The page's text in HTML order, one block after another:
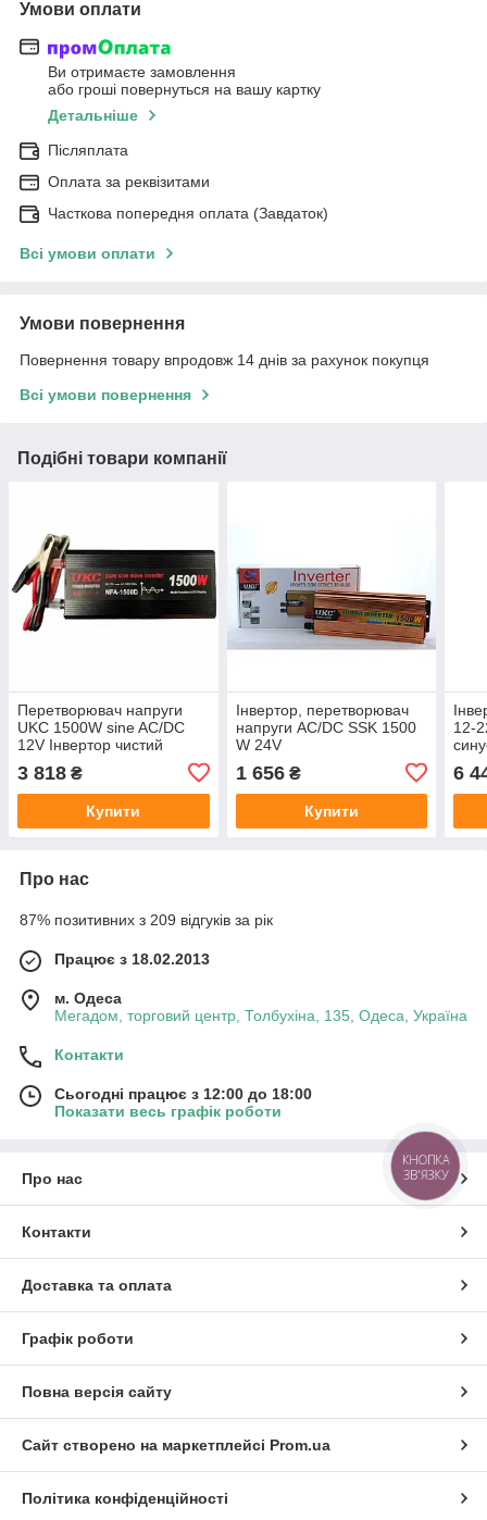
Умови оплати
Ви отримаєте замовлення
або гроші повернуться на вашу картку
Детальніше
Післяплата
Оплата за реквізитами
Часткова попередня оплата (Завдаток)
Всі умови оплати
Умови повернення
Повернення товару впродовж 14 днів за рахунок покупця
Всі умови повернення
Подібні товари компанії
Перетворювач напруги
UKC 1500W sine AC/DC
12V Інвертор чистий
3 818 ₴
Купити
Інвертор, перетворювач
напруги AC/DC SSK 1500
W 24V
1 656₴
Купити
12-
для
6
Про нас
87% позитивних з 209 відгуків за рік
Працює з 18.02.2013
м. Одеса
Мегадом, торговий центр, Толбухіна, 135, Одеса, Україна
Контакти
Сьогодні працює з 12:00 до 18:00
Показати весь графік роботи
Про нас
Контакти
Доставка та оплата
Графік роботи
Повна версія сайту
Сайт створено на маркетплейсі Prom.ua
Політика конфіденційності
КНОПКА
ЗВ'ЯЗКУ